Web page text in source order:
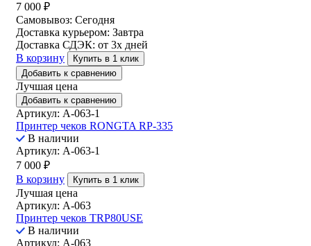
7 000 ₽
Самовывоз: Сегодня
Доставка курьером: Завтра
Доставка СДЭК: от 3х дней
В корзину
Купить в 1 клик
Добавить к сравнению
Лучшая цена
Добавить к сравнению
Артикул: A-063-1
Принтер чеков RONGTA RP-335
В наличии
Артикул: A-063-1
7 000 ₽
В корзину
Купить в 1 клик
Лучшая цена
Артикул: A-063
Принтер чеков TRP80USE
В наличии
Артикул: A-063